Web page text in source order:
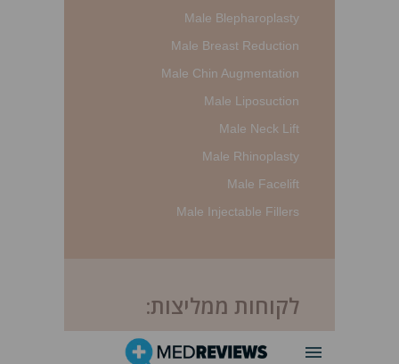
Male Blepharoplasty
Male Breast Reduction
Male Chin Augmentation
Male Liposuction
Male Neck Lift
Male Rhinoplasty
Male Facelift
Male Injectable Fillers
לקוחות ממליצות: